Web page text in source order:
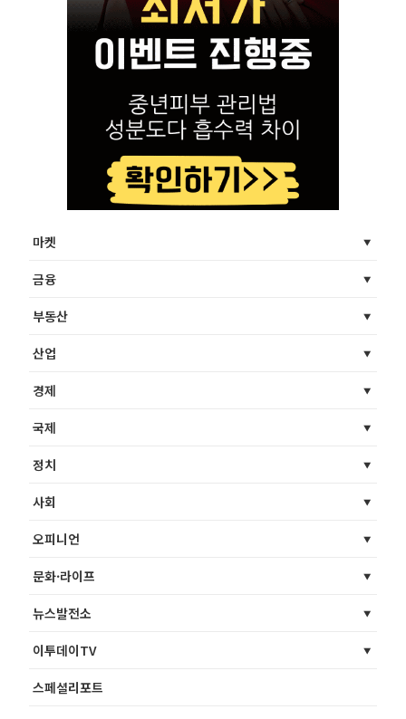
마켓
금융
부동산
산업
경제
국제
정치
사회
오피니언
문화·라이프
뉴스발전소
이투데이TV
스페셜리포트